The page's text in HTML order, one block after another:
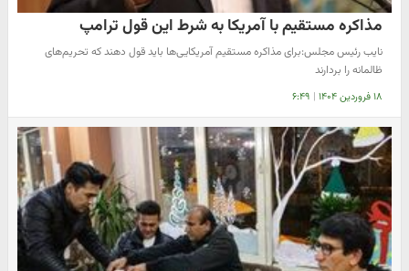
مذاکره مستقیم با آمریکا به شرط این قول ترامپ
نایب رئیس مجلس:برای مذاکره مستقیم آمریکایی‌ها باید قول دهند که تحریم‌های
ظالمانه را بردارند
۱۸ فروردین ۱۴۰۴ | ۶:۴۹